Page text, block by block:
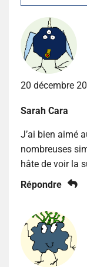
20 décembre
Sarah Cara
J’ai bien aimé
nombreuses
hâte de voir la
Répondre